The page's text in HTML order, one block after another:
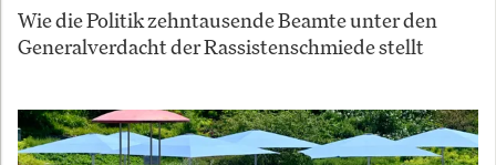
Wie die Politik zehntausende Beamte unter den
Generalverdacht der Rassistenschmiede stellt